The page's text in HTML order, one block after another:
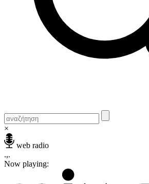
×
web radio
.,.
Now playing: